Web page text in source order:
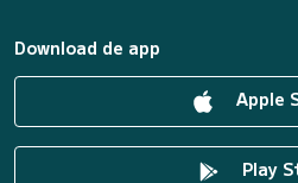
Download de app
Apple
Play